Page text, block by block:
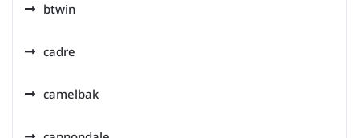
btwin
cadre
camelbak